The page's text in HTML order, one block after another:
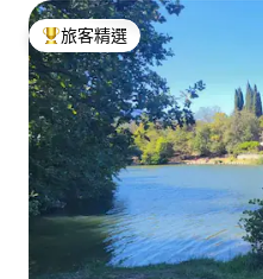
旅客精選榜首
旅客精選